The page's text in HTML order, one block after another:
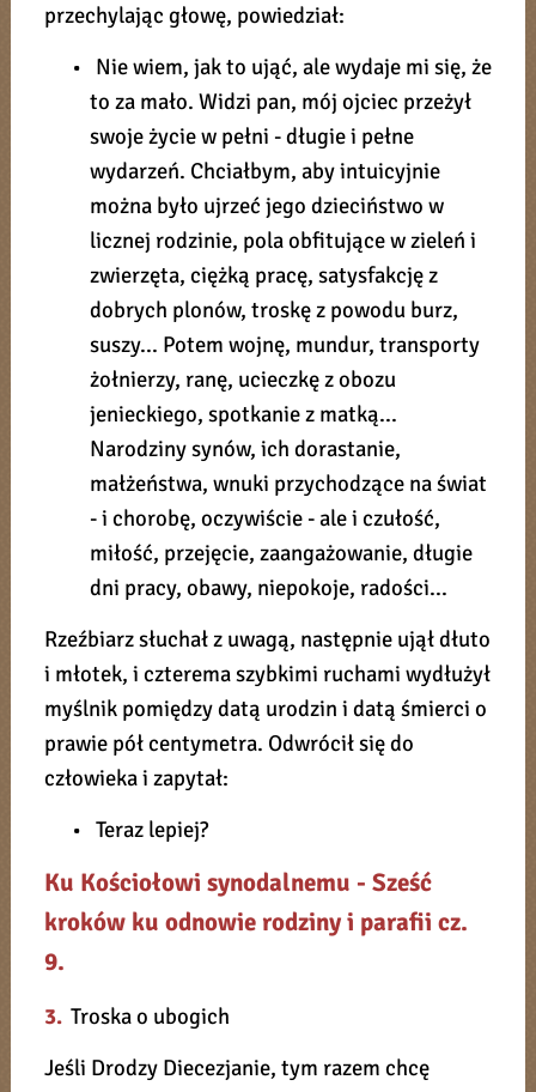
przechylając głowę, powiedział:
• Nie wiem, jak to ująć, ale wydaje mi się, że
to za mało. Widzi pan, mój ojciec przeżył
swoje życie w pełni - długie i pełne
wydarzeń. Chciałbym, aby intuicyjnie
można było ujrzeć jego dzieciństwo w
licznej rodzinie, pola obfitujące w zieleń i
zwierzęta, ciężką pracę, satysfakcję z
dobrych plonów, troskę z powodu burz,
suszy... Potem wojnę, mundur, transporty
żołnierzy, ranę, ucieczkę z obozu
jenieckiego, spotkanie z matką...
Narodziny synów, ich dorastanie,
małżeństwa, wnuki przychodzące na świat
- i chorobę, oczywiście - ale i czułość,
miłość, przejęcie, zaangażowanie, długie
dni pracy, obawy, niepokoje, radości...
Rzeźbiarz słuchał z uwagą, następnie ujął dłuto
i młotek, i czterema szybkimi ruchami wydłużył
myślnik pomiędzy datą urodzin i datą śmierci o
prawie pół centymetra. Odwrócił się do
człowieka i zapytał:
• Teraz lepiej?
Ku Kościołowi synodalnemu - Sześć
kroków ku odnowie rodziny i parafii cz.
9.
3. Troska o ubogich
Jeśli Drodzy Diecezjanie, tym razem chcę